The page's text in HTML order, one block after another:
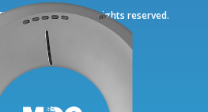
Livoberezhnyi. All rights reserved.